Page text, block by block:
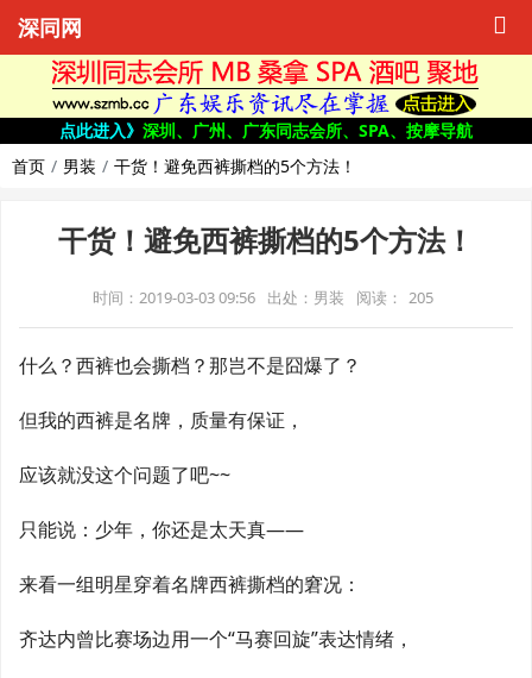
深同网
点此进入》 深圳、广州、广东同志会所、SPA、按摩导航
首页
男装 干货！避免西裤撕档的5个方法！
干货！避免西裤撕档的5个方法！
时间：2019-03-03 09:56 出处：男装 阅读： 205
什么？西裤也会撕档？那岂不是囧爆了？
但我的西裤是名牌，质量有保证，
应该就没这个问题了吧~~
只能说：少年，你还是太天真——
来看一组明星穿着名牌西裤撕档的窘况：
齐达内曾比赛场边用一个“马赛回旋”表达情绪，